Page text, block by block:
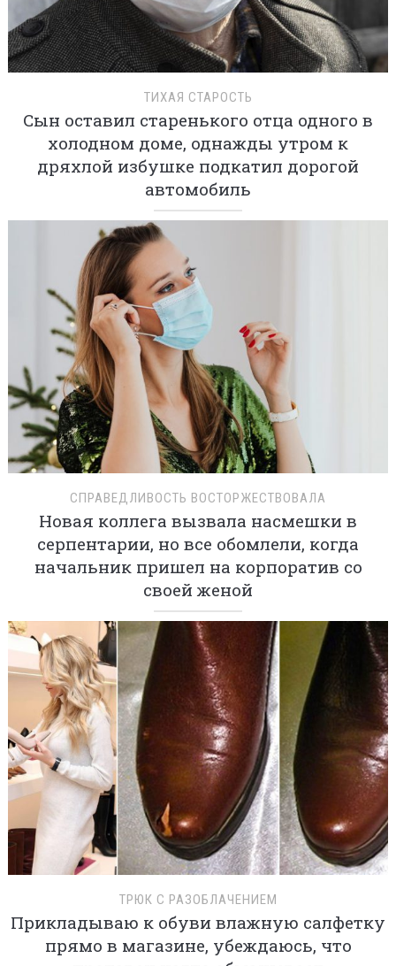
ТИХАЯ СТАРОСТЬ
Сын оставил старенького отца одного в
холодном доме, однажды утром к
дряхлой избушке подкатил дорогой
автомобиль
СПРАВЕДЛИВОСТЬ ВОСТОРЖЕСТВОВАЛА
Новая коллега вызвала насмешки в
серпентарии, но все обомлели, когда
начальник пришел на корпоратив со
своей женой
ТРЮК С РАЗОБЛАЧЕНИЕМ
Прикладываю к обуви влажную салфетку
прямо в магазине, убеждаюсь, что